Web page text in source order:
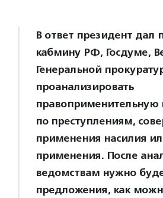
В ответ президент дал
кабмину РФ, Госдуме,
Генеральной
проанализировать
правоприменительную
по преступлениям,
применения насилия
применения. После
ведомствам нужно
предложения, как